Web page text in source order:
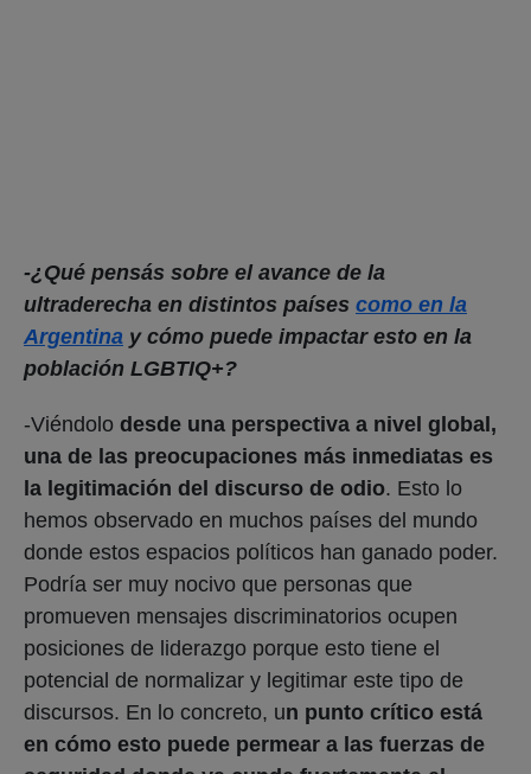
Podría ser muy nocivo que personas que
promueven mensajes discriminatorios ocupen
posiciones de liderazgo porque esto tiene el
potencial de normalizar y legitimar este tipo de
discursos. En lo concreto, u
en cómo esto puede permear a las fuerzas de
seguridad donde ya cunde fuertemente el
prejuicio contra la diversidad,y esto puede fácil
y rápidamente traducirse en niveles aún mayores
de violencia y discriminación institucional contra
nuestras comunidades.
El poder ejecutivo define la política exterior del
país. Esto puede tener un impacto palpable en la
posición de Argentina como actor clave en temas
de derechos humanos y diversidad a nivel
internacional, tanto a nivel de la ONU como a nivel